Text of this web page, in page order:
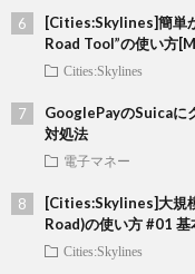
[Cities:Skylines]簡単
Road Tool”の使い方
Cities:Skylines
GooglePayのSuicaに
対処法
電子マネー
[Cities:Skylines]大規
Road)の使い方 #01
Cities:Skylines